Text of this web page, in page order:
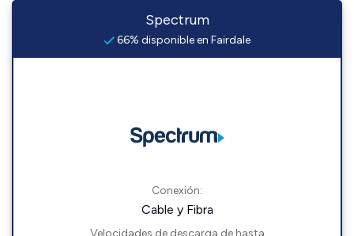
Spectrum
66% disponible en Fairdale
Conexión:
Cable y Fibra
Velocidades de descarga de hasta